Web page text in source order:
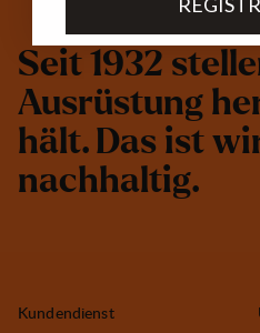
Seit 1932 stelle
Ausrüstung he
hält. Das ist wi
nachhaltig.
Kundendienst